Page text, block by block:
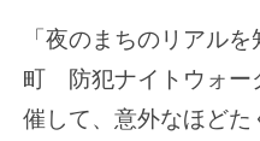
「夜のまちのリアル
町 防犯ナイトウォー
催して、意外なほど